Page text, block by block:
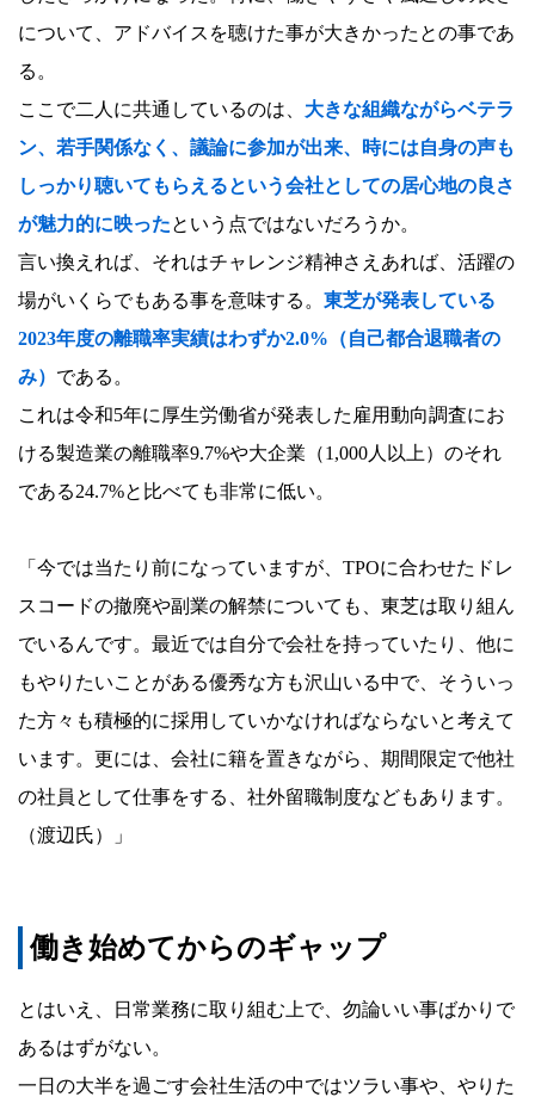
について、アドバイスを聴けた事が大きかったとの事であ
る。
ここで二人に共通しているのは、 大きな組織ながらベテラ
ン、若手関係なく、議論に参加が出来、時には自身の声も
しっかり聴いてもらえるという会社としての居心地の良さ
が魅力的に映ったという点ではないだろうか。
言い換えれば、それはチャレンジ精神さえあれば、活躍の
場がいくらでもある事を意味する。 東芝が発表している
2023年度の離職率実績はわずか2.0%（自己都合退職者の
み） である。
これは令和5年に厚生労働省が発表した雇用動向調査にお
ける製造業の離職率9.7%や大企業（1,000人以上）のそれ
である24.7%と比べても非常に低い。
「今では当たり前になっていますが、TPOに合わせたドレ
スコードの撤廃や副業の解禁についても、東芝は取り組ん
でいるんです。最近では自分で会社を持っていたり、他に
もやりたいことがある優秀な方も沢山いる中で、そういっ
た方々も積極的に採用していかなければならないと考えて
います。更には、会社に籍を置きながら、期間限定で他社
の社員として仕事をする、社外留職制度などもあります。
（渡辺氏）」
働き始めてからのギャップ
とはいえ、日常業務に取り組む上で、勿論いい事ばかりで
あるはずがない。
一日の大半を過ごす会社生活の中ではツラい事や、やりた